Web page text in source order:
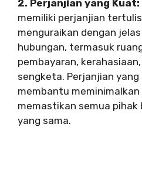
2. Perjanjian yang Kuat:
memiliki perjanjian
menguraikan dengan
hubungan, termasuk
pembayaran,
sengketa. Perjanjian
membantu meminimalkan
memastikan semua pihak
yang sama.